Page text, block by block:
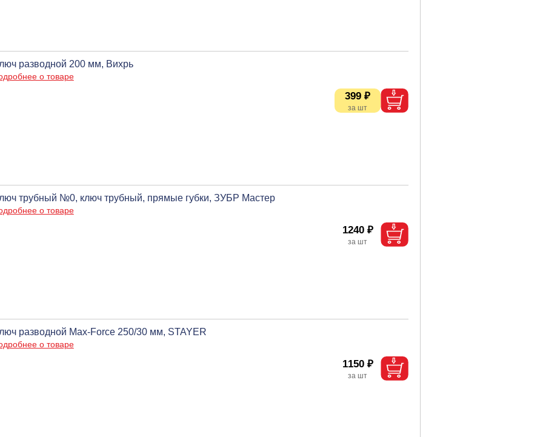
разводной 200 мм, Вихрь
о товаре
399 ₽
трубный №0, ключ трубный, прямые губки, ЗУБР Мастер
о товаре
1240 ₽
разводной Max-Force 250/30 мм, STAYER
о товаре
1150 ₽